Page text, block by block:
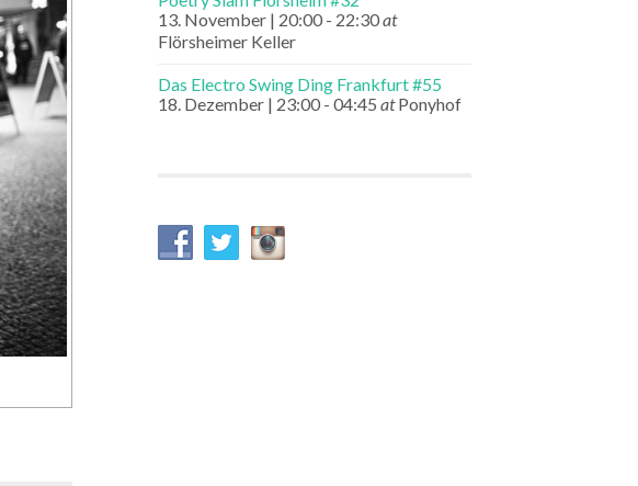
13. November | 20:00 - 22:30at
Flörsheimer Keller
Das Electro Swing Ding Frankfurt #55
18. Dezember | 23:00 - 04:45 atPonyhof